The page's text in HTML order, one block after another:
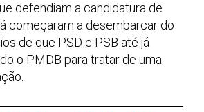
defendiam a candidatura de
começaram a desembarcar do
de que PSD e PSB até já
o PMDB para tratar de uma